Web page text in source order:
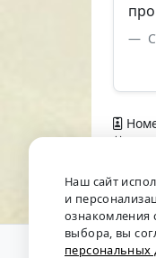
Наш сайт
и
ознакомления
выбора, вы
персональных